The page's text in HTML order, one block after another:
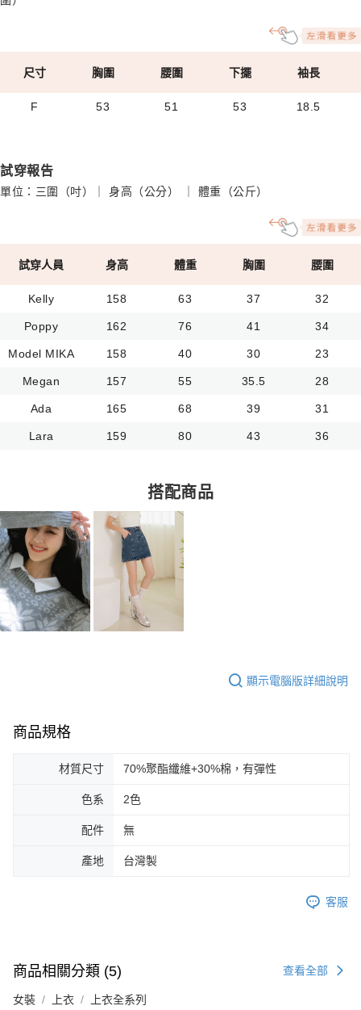
尺寸 胸圍 腰圍 下擺 袖長
F 53 51 53 18.5
試穿報告
單位：三圍（吋）｜ 身高（公分） ｜ 體重（公斤）
試穿人員 身高 體重 胸圍 腰圍
Kelly 158 63 37 32
Poppy 162 76 41 34
Model MIKA 158 40 30 23
Megan 157 55 35.5 28
Ada 165 68 39 31
Lara 159 80 43 36
搭配商品
顯示電腦版詳細說明
商品規格
材質尺寸 70%聚酯纖維+30%棉，有彈性
色系 2色
配件 無
產地 台灣製
客服
商品相關分類 (5) 查看全部
女裝 上衣 上衣全系列